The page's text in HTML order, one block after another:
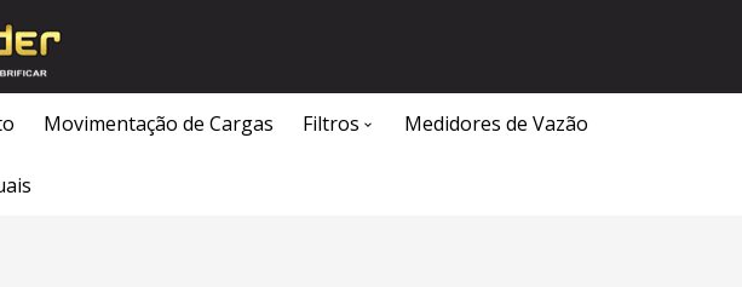
Movimentação de Cargas Filtros Medidores de Vazão